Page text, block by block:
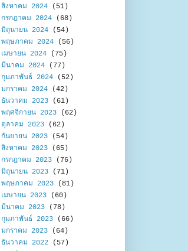
สิงหาคม 2024 (51)
กรกฎาคม 2024 (68)
มิถุนายน 2024 (54)
พฤษภาคม 2024 (56)
เมษายน 2024 (75)
มีนาคม 2024 (77)
กุมภาพันธ์ 2024 (52)
มกราคม 2024 (42)
ธันวาคม 2023 (61)
พฤศจิกายน 2023 (62)
ตุลาคม 2023 (62)
กันยายน 2023 (54)
สิงหาคม 2023 (65)
กรกฎาคม 2023 (76)
มิถุนายน 2023 (71)
พฤษภาคม 2023 (81)
เมษายน 2023 (60)
มีนาคม 2023 (78)
กุมภาพันธ์ 2023 (66)
มกราคม 2023 (64)
ธันวาคม 2022 (57)